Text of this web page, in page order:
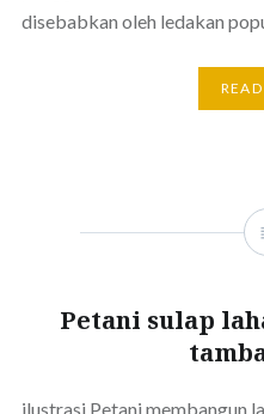
disebabkan oleh ledakan
Petani sulap
ilustrasi Petani membangun